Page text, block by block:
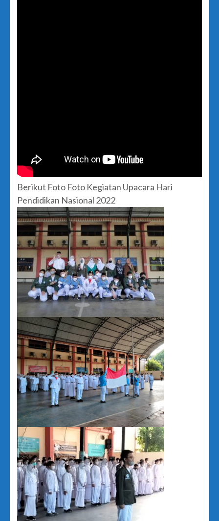
Berikut Foto Foto Kegiatan Upacara Hari
Pendidikan Nasional 2022